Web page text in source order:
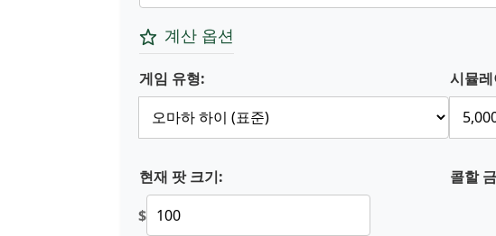
계산 옵션
게임 유형: 시뮬
현재 팟 크기:
$
콜할